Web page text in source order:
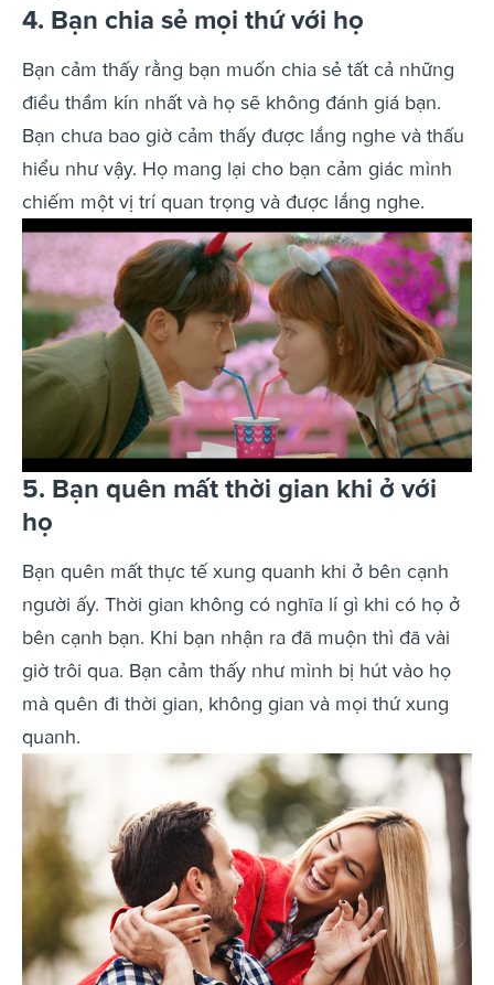
4. Bạn chia sẻ mọi thứ với họ
Bạn cảm thấy rằng bạn muốn chia sẻ tất cả những
điều thầm kín nhất và họ sẽ không đánh giá bạn.
Bạn chưa bao giờ cảm thấy được lắng nghe và thấu
hiểu như vậy. Họ mang lại cho bạn cảm giác mình
chiếm một vị trí quan trọng và được lắng nghe.
5. Bạn quên mất thời gian khi ở với
họ
Bạn quên mất thực tế xung quanh khi ở bên cạnh
người ấy. Thời gian không có nghĩa lí gì khi có họ ở
bên cạnh bạn. Khi bạn nhận ra đã muộn thì đã vài
giờ trôi qua. Bạn cảm thấy như mình bị hút vào họ
mà quên đi thời gian, không gian và mọi thứ xung
quanh.